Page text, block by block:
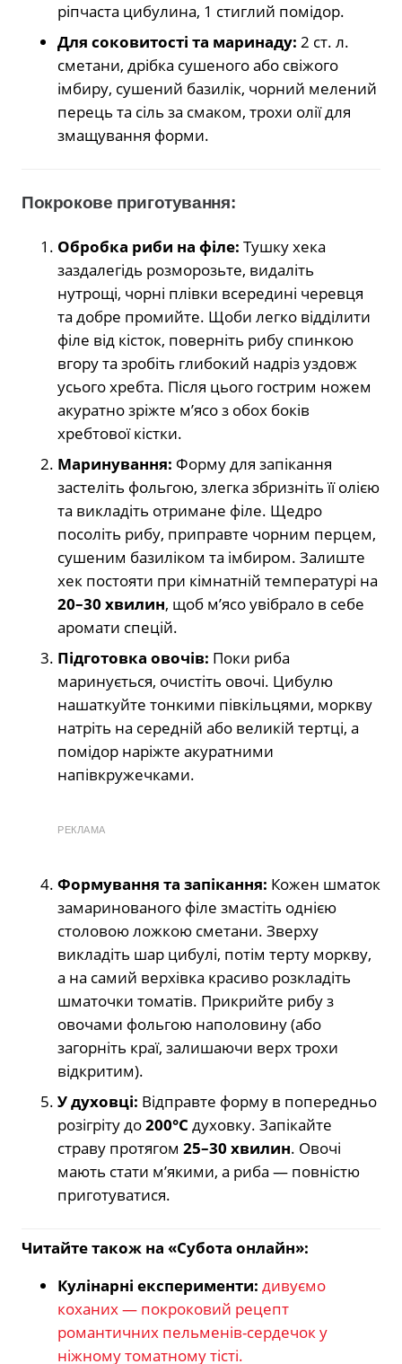
ріпчаста цибулина, 1 стиглий помідор.
Для соковитості та маринаду: 2 ст. л.
сметани, дрібка сушеного або свіжого
імбиру, сушений базилік, чорний мелений
перець та сіль за смаком, трохи олії для
змащування форми.
Покрокове приготування:
Обробка риби на філе: Тушку хека
заздалегідь розморозьте, видаліть
нутрощі, чорні плівки всередині черевця
та добре промийте. Щоби легко відділити
філе від кісток, поверніть рибу спинкою
вгору та зробіть глибокий надріз уздовж
усього хребта. Після цього гострим ножем
акуратно зріжте м’ясо з обох боків
хребтової кістки.
Маринування: Форму для запікання
застеліть фольгою, злегка збризніть її олією
та викладіть отримане філе. Щедро
посоліть рибу, приправте чорним перцем,
сушеним базиліком та імбиром. Залиште
хек постояти при кімнатній температурі на
20–30 хвилин, щоб м’ясо увібрало в себе
аромати спецій.
Підготовка овочів: Поки риба
маринується, очистіть овочі. Цибулю
нашаткуйте тонкими півкільцями, моркву
натріть на середній або великій тертці, а
помідор наріжте акуратними
напівкружечками.
РЕКЛАМА
Формування та запікання: Кожен шматок
замаринованого філе змастіть однією
столовою ложкою сметани. Зверху
викладіть шар цибулі, потім терту моркву,
а на самий верхівка красиво розкладіть
шматочки томатів. Прикрийте рибу з
овочами фольгою наполовину (або
загорніть краї, залишаючи верх трохи
відкритим).
У духовці: Відправте форму в попередньо
розігріту до200°C духовку. Запікайте
страву протягом 25–30 хвилин. Овочі
мають стати м’якими, а риба — повністю
приготуватися.
Читайте також на «Субота онлайн»:
Кулінарні експерименти: дивуємо
коханих — покроковий рецепт
романтичних пельменів-сердечок у
ніжному томатному тісті.